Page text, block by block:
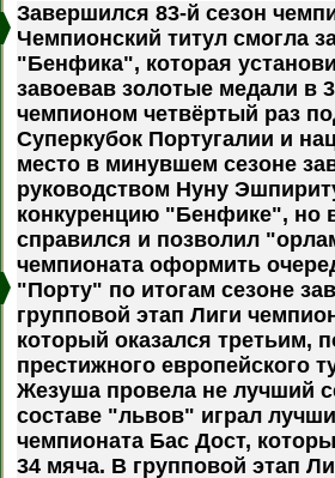
Завершился 83-й сезон
Чемпионский титул смогла
"Бенфика", которая
завоевав золотые медали в
чемпионом четвёртый раз
Суперкубок Португалии и
место в минувшем сезоне
руководством Нуну
конкуренцию "Бенфике", но
справился и позволил
чемпионата оформить
"Порту" по итогам сезоне
групповой этап Лиги
который оказался третьим,
престижного европейского
Жезуша провела не лучший
составе "львов" играл
чемпионата Бас Дост,
34 мяча. В групповой этап